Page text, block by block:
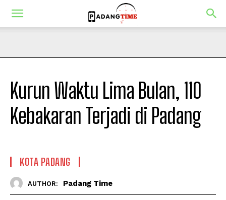
Kurun Waktu Lima Bulan, 110
Kebakaran Terjadi di Padang
KOTA PADANG
AUTHOR: Padang Time